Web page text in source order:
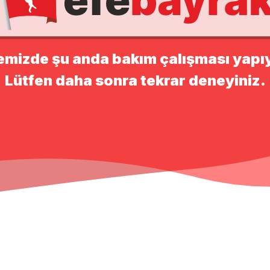
şu anda bakım çalışması
Lütfen daha sonra tekrar deneyiniz.